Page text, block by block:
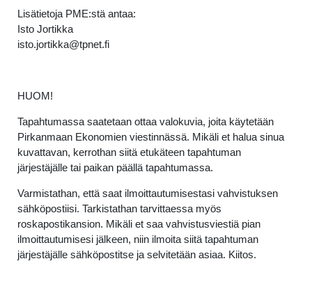
Lisätietoja PME:stä antaa:
Isto Jortikka
isto.jortikka@tpnet.fi
HUOM!
Tapahtumassa saatetaan ottaa valokuvia, joita käytetään
Pirkanmaan Ekonomien viestinnässä. Mikäli et halua sinua
kuvattavan, kerrothan siitä etukäteen tapahtuman
järjestäjälle tai paikan päällä tapahtumassa.
Varmistathan, että saat ilmoittautumisestasi vahvistuksen
sähköpostiisi. Tarkistathan tarvittaessa myös
roskapostikansion. Mikäli et saa vahvistusviestiä pian
ilmoittautumisesi jälkeen, niin ilmoita siitä tapahtuman
järjestäjälle sähköpostitse ja selvitetään asiaa. Kiitos.